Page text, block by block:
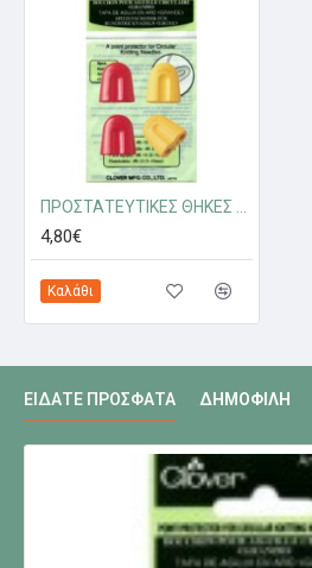
ΠΡΟΣΤΑΤΕΥΤΙΚΕΣ ΘΗΚΕΣ ΑΚΡΩΝ ΓΙΑ ΚΥΚΛΙΚΕΣ ΒΕΛΟΝΕΣ (ΜΙΚΡΟ)
4,80€
Καλάθι
ΕΊΔΑΤΕ ΠΡΌΣΦΑΤΑ ΔΗΜΟΦΙΛΉ